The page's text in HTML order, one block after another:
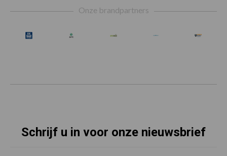
Onze brandpartners
Schrijf u in voor onze nieuwsbrief